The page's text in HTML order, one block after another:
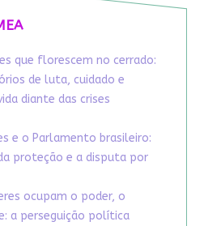
que florescem no cerrado:
de luta, cuidado e
diante das crises
e o Parlamento brasileiro:
proteção e a disputa por
ocupam o poder, o
a perseguição política